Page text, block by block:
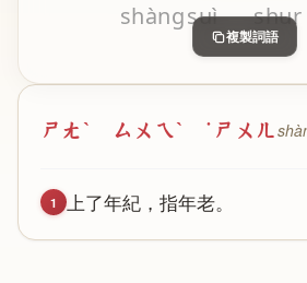
shàngsuì shur
複製詞語
ㄕㄤˋ ㄙㄨㄟˋ ˙ㄕㄨㄦ
1 上了年紀 ， 指年老。